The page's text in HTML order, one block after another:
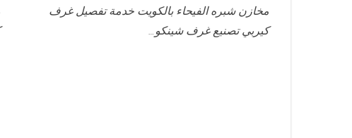
مخازن شبره الفيحاء بالكويت خدمة تفصيل غرف
كيربي تصنيع غرف شينكو…